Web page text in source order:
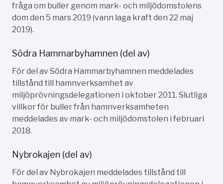
fråga om buller genom mark- och miljödomstolens
dom den 5 mars 2019 (vann laga kraft den 22 maj
2019).
Södra Hammarbyhamnen (del av)
För del av Södra Hammarbyhamnen meddelades
tillstånd till hamnverksamhet av
miljöprövningsdelegationen i oktober 2011. Slutliga
villkor för buller från hamnverksamheten
meddelades av mark- och miljödomstolen i februari
2018.
Nybrokajen (del av)
För del av Nybrokajen meddelades tillstånd till